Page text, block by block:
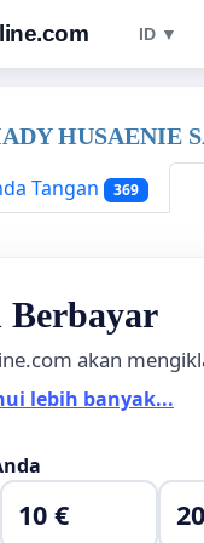
ID ▼
HUSAENIE
Tangan 369
akan
lebih banyak...
10 €